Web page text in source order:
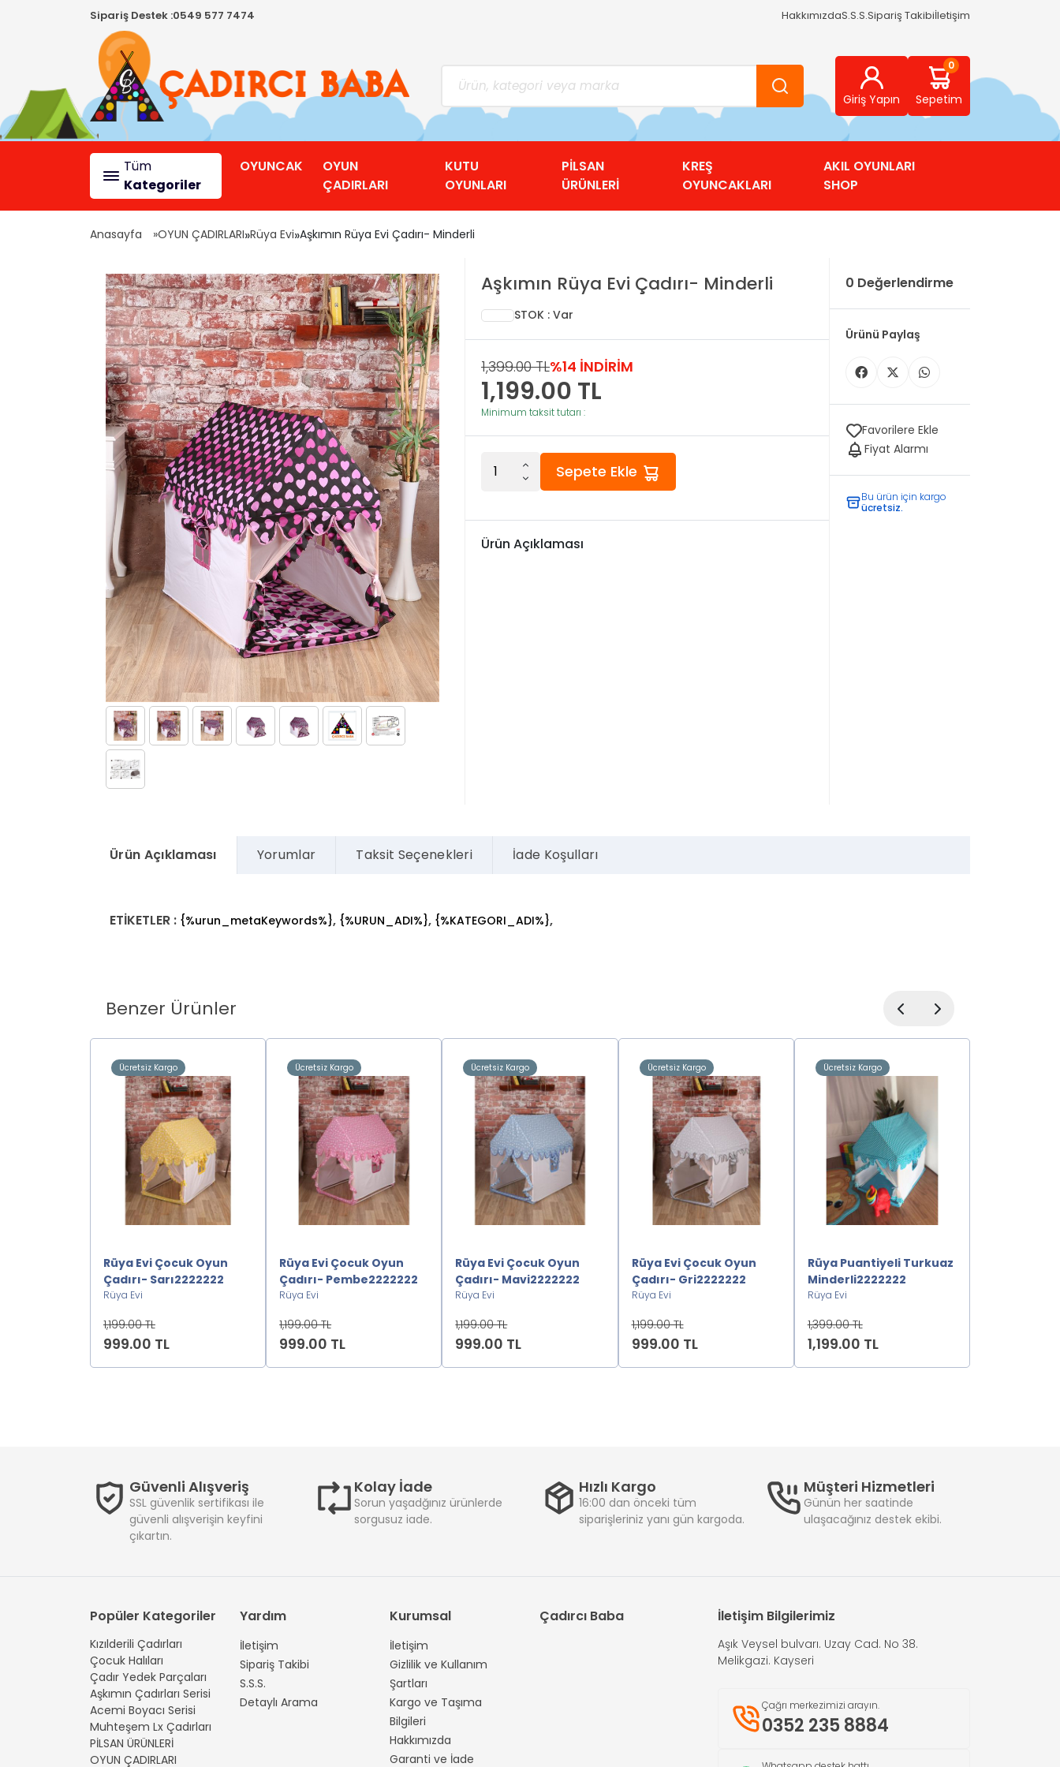
Sipariş Destek :0549 577 7474 HakkımızdaS.S.S.Sipariş Takibiİletişim
Giriş Yapın
0
Sepetim
Tüm
Kategoriler
OYUNCAK
OYUN
ÇADIRLARI
KUTU
OYUNLARI
PİLSAN
ÜRÜNLERİ
KREŞ
OYUNCAKLARI
AKIL OYUNLARI
SHOP
Anasayfa OYUN ÇADIRLARI»Rüya Evi»Aşkımın Rüya Evi Çadırı- Minderli
Aşkımın Rüya Evi Çadırı- Minderli
STOK : Var
1,399.00 TL%14 İNDİRİM
1,199.00 TL
Minimum taksit tutarı :
Sepete Ekle
Ürün Açıklaması
0 Değerlendirme
Ürünü Paylaş
Favorilere Ekle
Fiyat Alarmı
Bu ürün için kargo
ücretsiz.
Ürün Açıklaması Yorumlar Taksit Seçenekleri İade Koşulları
ETİKETLER : {%urun_metaKeywords%}, {%URUN_ADI%}, {%KATEGORI_ADI%},
Benzer Ürünler
Ücretsiz Kargo
Rüya Evi Çocuk Oyun
Çadırı- Sarı2222222
Rüya Evi
1,199.00 TL
999.00 TL
Ücretsiz Kargo
Rüya Evi Çocuk Oyun
Çadırı- Pembe2222222
Rüya Evi
1,199.00 TL
999.00 TL
Ücretsiz Kargo
Rüya Evi Çocuk Oyun
Çadırı- Mavi2222222
Rüya Evi
1,199.00 TL
999.00 TL
Ücretsiz Kargo
Rüya Evi Çocuk Oyun
Çadırı- Gri2222222
Rüya Evi
1,199.00 TL
999.00 TL
Ücretsiz Kargo
Rüya Puantiyeli Turkuaz
Minderli2222222
Rüya Evi
1,399.00 TL
1,199.00 TL
Güvenli Alışveriş
SSL güvenlik sertifikası ile
güvenli alışverişin keyfini
çıkartın.
Kolay İade
Sorun yaşadğınız ürünlerde
sorgusuz iade.
Hızlı Kargo
16:00 dan önceki tüm
siparişleriniz yanı gün kargoda.
Müşteri Hizmetleri
Günün her saatinde
ulaşacağınız destek ekibi.
Popüler Kategoriler
Kızılderili Çadırları
Çocuk Halıları
Çadır Yedek Parçaları
Aşkımın Çadırları Serisi
Acemi Boyacı Serisi
Muhteşem Lx Çadırları
PİLSAN ÜRÜNLERİ
OYUN ÇADIRLARI
Yardım
İletişim
Sipariş Takibi
S.S.S.
Detaylı Arama
Kurumsal
İletişim
Gizlilik ve Kullanım
Şartları
Kargo ve Taşıma
Bilgileri
Hakkımızda
Garanti ve İade
Çadırcı Baba İletişim Bilgilerimiz
Aşık Veysel bulvarı. Uzay Cad. No 38.
Melikgazi. Kayseri
Çağrı merkezimizi arayın.
0352 235 8884